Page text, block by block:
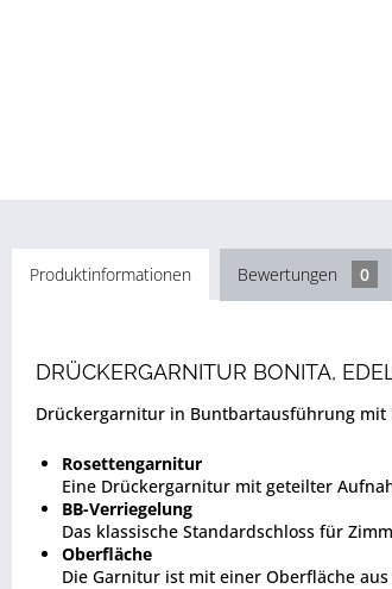
Produktinformationen Bewertungen 0
DRÜCKERGARNITUR BONITA,
Drückergarnitur in Buntbartausführung mit
Rosettengarnitur
Eine Drückergarnitur mit geteilter
BB-Verriegelung
Das klassische Standardschloss für
Oberfläche
Die Garnitur ist mit einer Oberfläche